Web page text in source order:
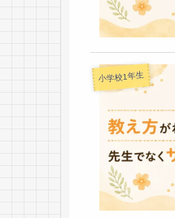
小学校1年生